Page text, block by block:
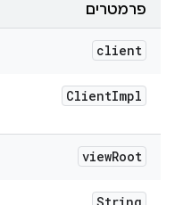
פרמטרים
client
ClientImpl
viewRoot